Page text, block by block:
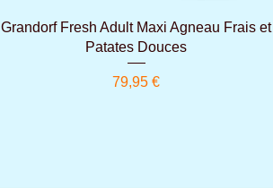
Aperçu rapide
Grandorf Fresh Adult Maxi Agneau Frais et
Patates Douces
Prix
79,95 €